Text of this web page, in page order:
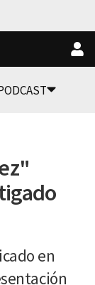
en